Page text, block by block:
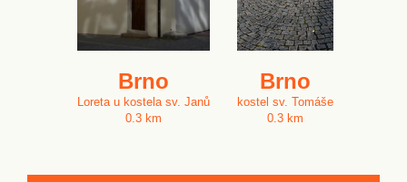
Brno
Loreta u kostela sv. Janů
0.3 km
Brno
kostel sv. Tomáše
0.3 km